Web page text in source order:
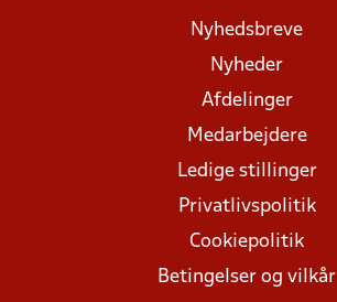
Nyhedsbreve
Nyheder
Afdelinger
Medarbejdere
Ledige stillinger
Privatlivspolitik
Cookiepolitik
Betingelser og vilkår